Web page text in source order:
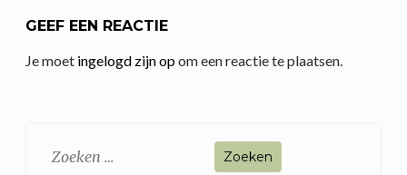
GEEF EEN REACTIE
Je moet ingelogd zijn opom een reactie te plaatsen.
Zoeken